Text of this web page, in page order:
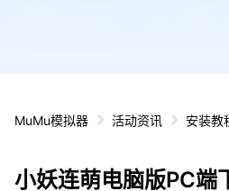
MuMu模拟器 活动资讯 安装教
小妖连萌电脑版PC端